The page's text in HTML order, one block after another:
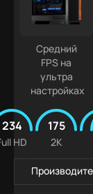
Средний
FPS на
ультра
настройках
234
HD
175
2K